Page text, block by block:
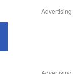
Advertising